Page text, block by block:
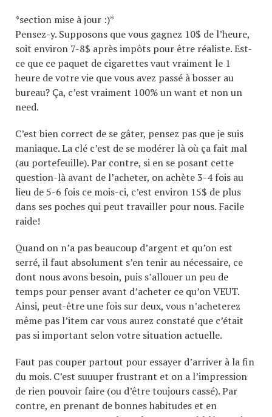
*section mise à jour :)*
Pensez-y. Supposons que vous gagnez 10$ de l’heure,
soit environ 7-8$ après impôts pour être réaliste. Est-
ce que ce paquet de cigarettes vaut vraiment le 1
heure de votre vie que vous avez passé à bosser au
bureau? Ça, c’est vraiment 100% un want et non un
need.
C’est bien correct de se gâter, pensez pas que je suis
maniaque. La clé c’est de se modérer là où ça fait mal
(au portefeuille). Par contre, si en se posant cette
question-là avant de l’acheter, on achète 3-4 fois au
lieu de 5-6 fois ce mois-ci, c’est environ 15$ de plus
dans ses poches qui peut travailler pour nous. Facile
raide!
Quand on n’a pas beaucoup d’argent et qu’on est
serré, il faut absolument s’en tenir au nécessaire, ce
dont nous avons besoin, puis s’allouer un peu de
temps pour penser avant d’acheter ce qu’on VEUT.
Ainsi, peut-être une fois sur deux, vous n’acheterez
même pas l’item car vous aurez constaté que c’était
pas si important selon votre situation actuelle.
Faut pas couper partout pour essayer d’arriver à la fin
du mois. C’est suuuper frustrant et on a l’impression
de rien pouvoir faire (ou d’être toujours cassé). Par
contre, en prenant de bonnes habitudes et en